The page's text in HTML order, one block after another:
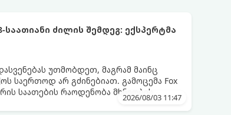
ძილის შემდეგ: ექსპერტმა
უთმობდეთ, მაგრამ მაინც
საერთოდ არ გძინებიათ. გამოცემა Fox
საათების რაოდენობა მხნეობის2026/08/03 11:47